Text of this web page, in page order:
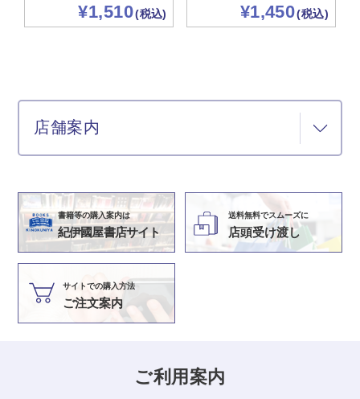
¥1,510(税込) ¥1,450(税込)
店舗案内
書籍等の購入案内は
紀伊國屋書店サイト
送料無料でスムーズに
店頭受け渡し
サイトでの購入方法
ご注文案内
ご利用案内